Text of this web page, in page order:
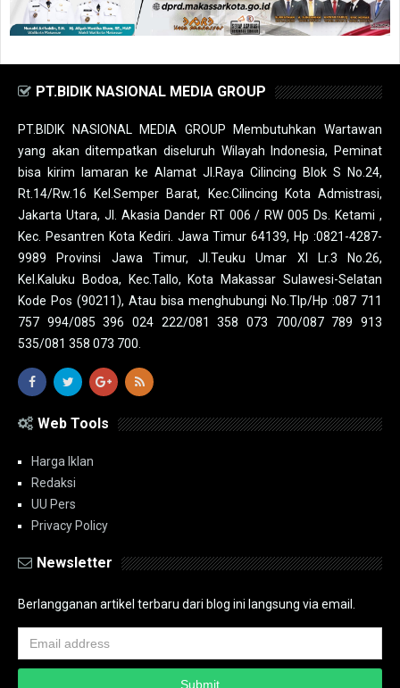
PT.BIDIK NASIONAL MEDIA GROUP
PT.BIDIK NASIONAL MEDIA GROUP Membutuhkan Wartawan
yang akan ditempatkan diseluruh Wilayah Indonesia, Peminat
bisa kirim lamaran ke Alamat Jl.Raya Cilincing Blok S No.24,
Rt.14/Rw.16 Kel.Semper Barat, Kec.Cilincing Kota Admistrasi,
Jakarta Utara, Jl. Akasia Dander RT 006 / RW 005 Ds. Ketami ,
Kec. Pesantren Kota Kediri. Jawa Timur 64139, Hp :0821-4287-
9989 Provinsi Jawa Timur, Jl.Teuku Umar XI Lr.3 No.26,
Kel.Kaluku Bodoa, Kec.Tallo, Kota Makassar Sulawesi-Selatan
Kode Pos (90211), Atau bisa menghubungi No.Tlp/Hp :087 711
757 994/085 396 024 222/081 358 073 700/087 789 913
535/081 358 073 700.
Web Tools
Harga Iklan
Redaksi
UU Pers
Privacy Policy
Newsletter
Berlangganan artikel terbaru dari blog ini langsung via email.